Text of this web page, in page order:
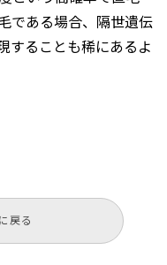
である場合、隔世遺伝
することも稀にあるよ
戻る